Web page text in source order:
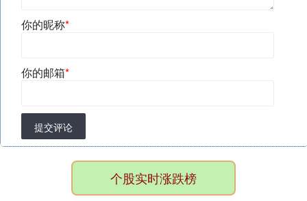
你的昵称*
你的邮箱*
提交评论
个股实时涨跌榜